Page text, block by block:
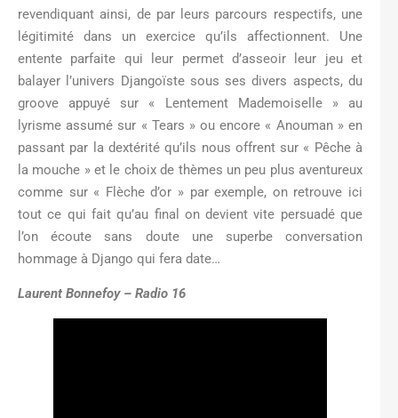
revendiquant ainsi, de par leurs parcours respectifs, une
légitimité dans un exercice qu’ils affectionnent. Une
entente parfaite qui leur permet d’asseoir leur jeu et
balayer l’univers Djangoïste sous ses divers aspects, du
groove appuyé sur « Lentement Mademoiselle » au
lyrisme assumé sur « Tears » ou encore « Anouman » en
passant par la dextérité qu’ils nous offrent sur « Pêche à
la mouche » et le choix de thèmes un peu plus aventureux
comme sur « Flèche d’or » par exemple, on retrouve ici
tout ce qui fait qu’au final on devient vite persuadé que
l’on écoute sans doute une superbe conversation
hommage à Django qui fera date…
Laurent Bonnefoy – Radio 16